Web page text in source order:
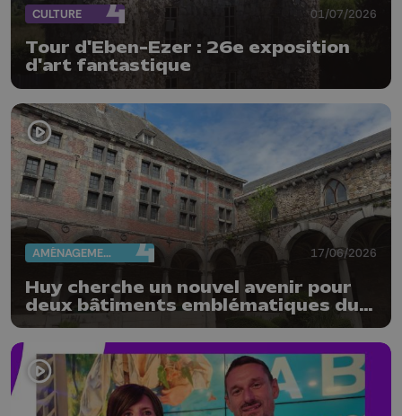
CULTURE 01/07/2026
Tour d'Eben-Ezer : 26e exposition
d'art fantastique
AMÉNAGEMENT DU TERRITOIRE 17/06/2026
Huy cherche un nouvel avenir pour
deux bâtiments emblématiques du
Vieux Huy